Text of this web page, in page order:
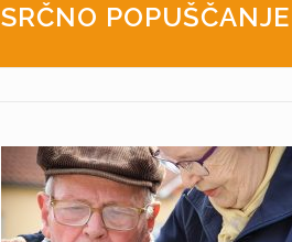
SRČNO POPUŠČANJE